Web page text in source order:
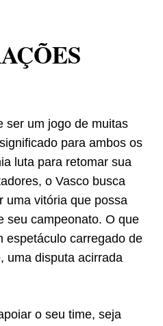
ser um jogo de muitas
para ambos os
luta para retomar sua
o Vasco busca
uma vitória que possa
seu campeonato. O que
espetáculo carregado de
uma disputa acirrada
o seu time, seja